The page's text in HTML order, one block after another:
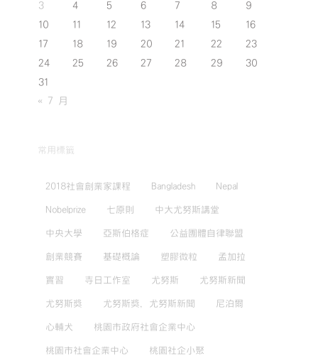
3
4 5 6 7 8
9
10
11 12 13 14 15
16
17
18 19 20 21 22
23
24
25 26 27 28 29
30
31
« 7 月
常用標籤
2018社會創業家課程 Bangladesh Nepal
Nobelprize 七原則 中大尤努斯講堂
中央大學 亞斯伯格症 公益團體自律聯盟
創業競賽 基礎概論 塑膠微粒 孟加拉
實習 寺日工作室 尤努斯 尤努斯新聞
尤努斯獎 尤努斯獎，尤努斯新聞 尼泊爾
心輔犬 桃園市政府社會企業中心
桃園市社會企業中心 桃園社企小聚